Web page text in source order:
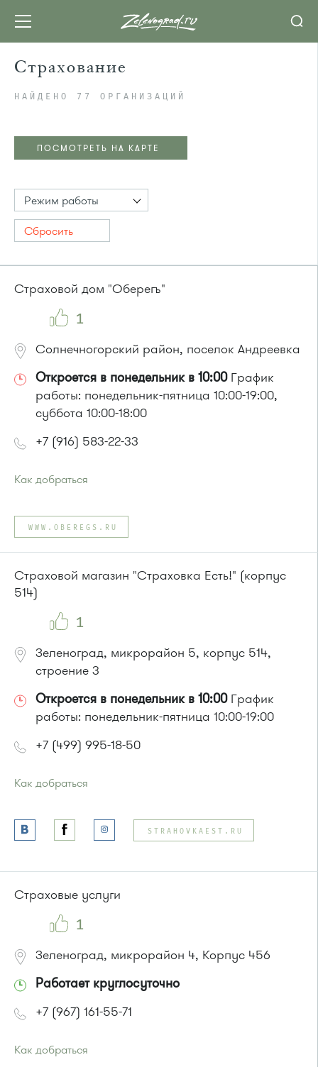
Страхование
НАЙДЕНО 77 ОРГАНИЗАЦИЙ
ПОСМОТРЕТЬ НА КАРТЕ
Режим работы
Сбросить
Страховой дом "Оберегъ"
1
Солнечногорский район, поселок Андреевка
Откроется в понедельник в 10:00График
работы: понедельник-пятница 10:00-19:00,
суббота 10:00-18:00
+7 (916) 583-22-33
Как добраться
Автобусы: 15, 17, 22, 32, 400т, 403, 20, 5, 15 эл
или до остановки"Корпус 1602":
Автобусы № 5, 15, 17, 20, 32.
Маршрутка № 417м, 460м, 479м, 720м
WWW.OBEREGS.RU
Страховой магазин "Страховка Есть!" (корпус
514)
1
Зеленоград, микрорайон 5, корпус 514,
строение 3
Откроется в понедельник в 10:00График
работы: понедельник-пятница 10:00-19:00
+7 (499) 995-18-50
Как добраться
Автобусы № 2, 6, 10, 12, 400, 400э.
Маршрутка № 400, 431м, 476м, 900
Автобусы № 6, 7, 10, 12, 19.
STRAHOVKAEST.RU
Страховые услуги
1
Зеленоград, микрорайон 4, Корпус 456
Работает круглосуточно
+7 (967) 161-55-71
Как добраться